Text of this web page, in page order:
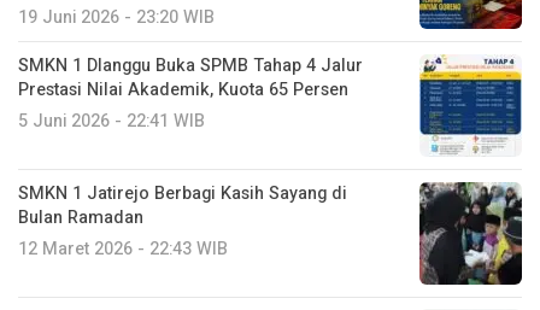
19 Juni 2026 - 23:20 WIB
SMKN 1 Dlanggu Buka SPMB Tahap 4 Jalur
Prestasi Nilai Akademik, Kuota 65 Persen
5 Juni 2026 - 22:41 WIB
SMKN 1 Jatirejo Berbagi Kasih Sayang di
Bulan Ramadan
12 Maret 2026 - 22:43 WIB